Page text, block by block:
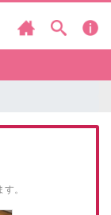
。